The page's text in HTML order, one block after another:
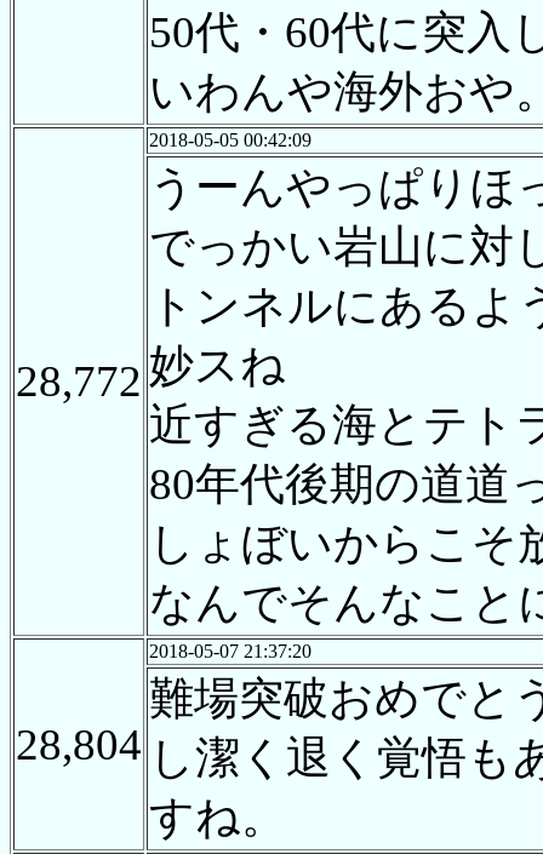
50代・60代に突入
いわんや海外おや
28,772
2018-05-05 00:42:09
うーんやっぱりほ
でっかい岩山に対
トンネルにあるよ
妙スね
近すぎる海とテト
80年代後期の道道
しょぼいからこそ
なんでそんなこと
28,804
2018-05-07 21:37:20
難場突破おめでと
し潔く退く覚悟
すね。